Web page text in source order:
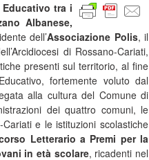
Educativo tra i
Albanese,
dell’Associazione Polis, il
di Rossano-Cariati,
presenti sul territorio, al fine
fortemente voluto dal
alla cultura del Comune di
dei quattro comuni, le
e le istituzioni scolastiche
Letterario a Premi per la
in età scolare, ricadenti nel